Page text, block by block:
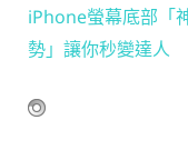
iPhone螢幕底部「
勢」讓你秒變達人